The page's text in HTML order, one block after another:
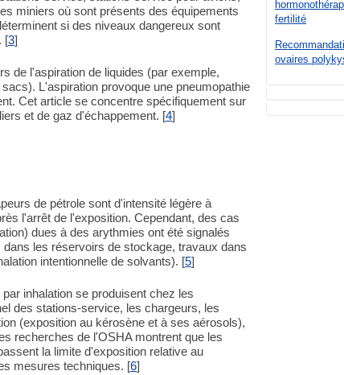
fertilité
ovaires
miniers où sont présents des équipements
si des niveaux dangereux sont
[3]
de l'aspiration de liquides (par exemple,
L'aspiration provoque une pneumopathie
Cet article se concentre spécifiquement sur
et de gaz d'échappement. [4]
de pétrole sont d'intensité légère à
l'arrêt de l'exposition. Cependant, des cas
dues à des arythmies ont été signalés
les réservoirs de stockage, travaux dans
intentionnelle de solvants). [5]
inhalation se produisent chez les
des stations-service, les chargeurs, les
(exposition au kérosène et à ses aérosols),
recherches de l'OSHA montrent que les
la limite d'exposition relative au
mesures techniques. [6]